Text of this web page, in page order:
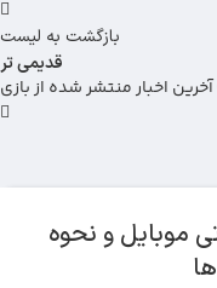
بازگشت به لیست
قدیمی تر
موبایل و نحوه